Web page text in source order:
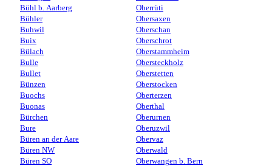
Bühl b. Aarberg
Bühler
Buhwil
Buix
Bülach
Bulle
Bullet
Bünzen
Buochs
Buonas
Bürchen
Bure
Büren an der Aare
Büren NW
Büren SO
Oberrüti
Obersaxen
Oberschan
Oberschrot
Oberstammheim
Obersteckholz
Oberstetten
Oberstocken
Oberterzen
Oberthal
Oberurnen
Oberuzwil
Obervaz
Oberwald
Oberwangen b. Bern